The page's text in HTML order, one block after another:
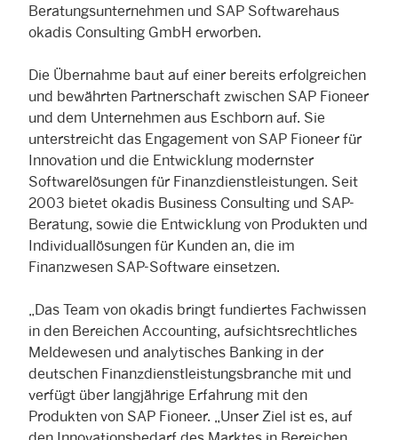
Beratungsunternehmen und SAP Softwarehaus
okadis Consulting GmbH erworben.
Die Übernahme baut auf einer bereits erfolgreichen
und bewährten Partnerschaft zwischen SAP Fioneer
und dem Unternehmen aus Eschborn auf. Sie
unterstreicht das Engagement von SAP Fioneer für
Innovation und die Entwicklung modernster
Softwarelösungen für Finanzdienstleistungen. Seit
2003 bietet okadis Business Consulting und SAP-
Beratung, sowie die Entwicklung von Produkten und
Individuallösungen für Kunden an, die im
Finanzwesen SAP-Software einsetzen.
„Das Team von okadis bringt fundiertes Fachwissen
in den Bereichen Accounting, aufsichtsrechtliches
Meldewesen und analytisches Banking in der
deutschen Finanzdienstleistungsbranche mit und
verfügt über langjährige Erfahrung mit den
Produkten von SAP Fioneer. „Unser Ziel ist es, auf